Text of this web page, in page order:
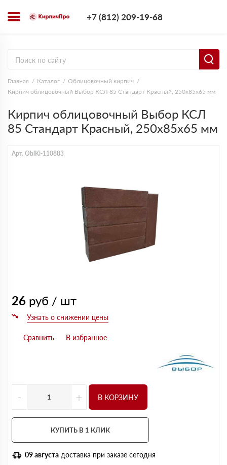
+7 (812) 209-19-68
Главная Каталог
Облицовочный кирпич
Кирпич облицовочный Выбор КСЛ 85 Стандарт Красный, 250х85х65 мм
Кирпич облицовочный Выбор КСЛ
85 Стандарт Красный, 250х85х65 мм
Арт. OblKi-110883
26 руб / шт
- + В КОРЗИНУ
КУПИТЬ В 1 КЛИК
09 августа доставка при заказе сегодня